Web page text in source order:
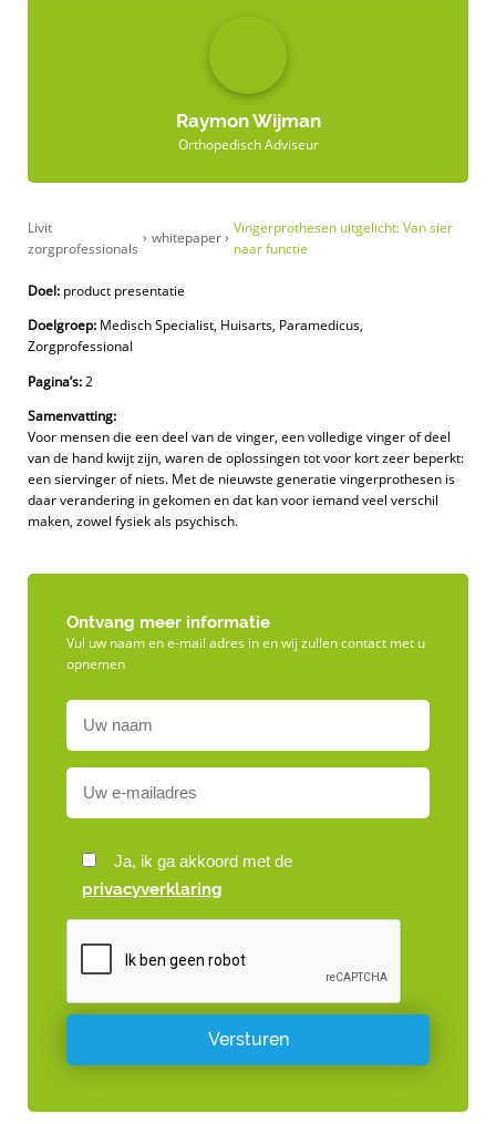
Livit
zorgprofessionals
› whitepaper ›
Vingerprothesen uitgelicht: Van sier
naar functie
Doel: product presentatie
Doelgroep: Medisch Specialist, Huisarts, Paramedicus,
Zorgprofessional
Pagina’s:2
Samenvatting:
Voor mensen die een deel van de vinger, een volledige vinger of deel
van de hand kwijt zijn, waren de oplossingen tot voor kort zeer beperkt:
een siervinger of niets. Met de nieuwste generatie vingerprothesen is
daar verandering in gekomen en dat kan voor iemand veel verschil
maken, zowel fysiek als psychisch.
Ontvang meer informatie
Vul uw naam en e-mail adres in en wij zullen contact met u
opnemen
Ja, ik ga akkoord met de
privacyverklaring
Raymon Wijman
Orthopedisch Adviseur